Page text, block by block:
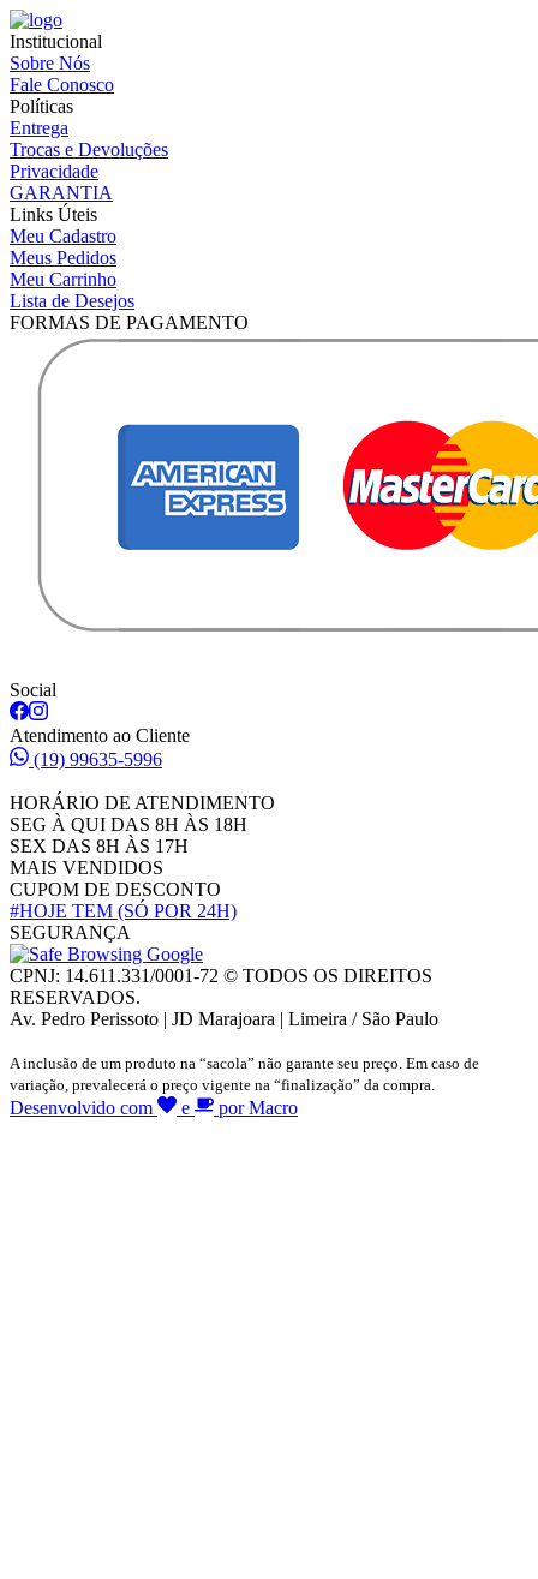
Institucional
Sobre Nós
Fale Conosco
Políticas
Entrega
Trocas e Devoluções
Privacidade
GARANTIA
Links Úteis
Meu Cadastro
Meus Pedidos
Meu Carrinho
Lista de Desejos
FORMAS DE PAGAMENTO
Social
Atendimento ao Cliente
(19) 99635-5996
HORÁRIO DE ATENDIMENTO
SEG À QUI DAS 8H ÀS 18H
SEX DAS 8H ÀS 17H
MAIS VENDIDOS
CUPOM DE DESCONTO
#HOJE TEM (SÓ POR 24H)
SEGURANÇA
CPNJ: 14.611.331/0001-72 © TODOS OS DIREITOS
RESERVADOS.
Av. Pedro Perissoto | JD Marajoara | Limeira / São Paulo
A inclusão de um produto na “sacola” não garante seu preço. Em caso de
variação, prevalecerá o preço vigente na “finalização” da compra.
Desenvolvido com e por Macro